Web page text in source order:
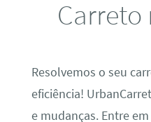
Carreto
Resolvemos o seu
eficiência!
e mudanças. Entre